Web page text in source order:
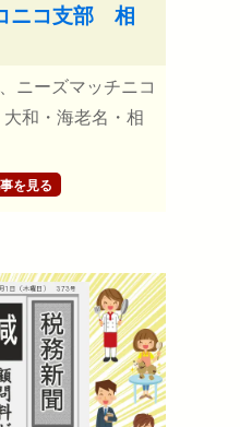
ニコ支部 相
ニーズマッチニコ
和・海老名・相
を見る